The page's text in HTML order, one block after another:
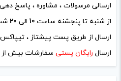
نام*
ایمیل*
ارسالی مرسولات ، مشاوره ، پاسخ
از شنبه تا پنجشنه ساعت 10 الی 20
ارسال از طریق پست پیشتاز ، تیپاکس
ارسال رایگان پستی سفارشات بیش از